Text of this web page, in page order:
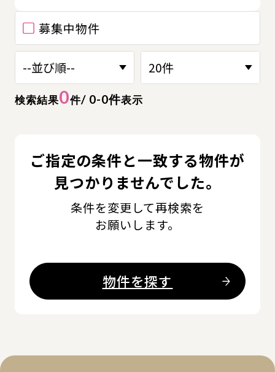
検索結果0件/ 0-0件表示
募集中物件
ご指定の条件と一致する物件が
見つかりませんでした。
条件を変更して再検索を
お願いします。
物件を探す